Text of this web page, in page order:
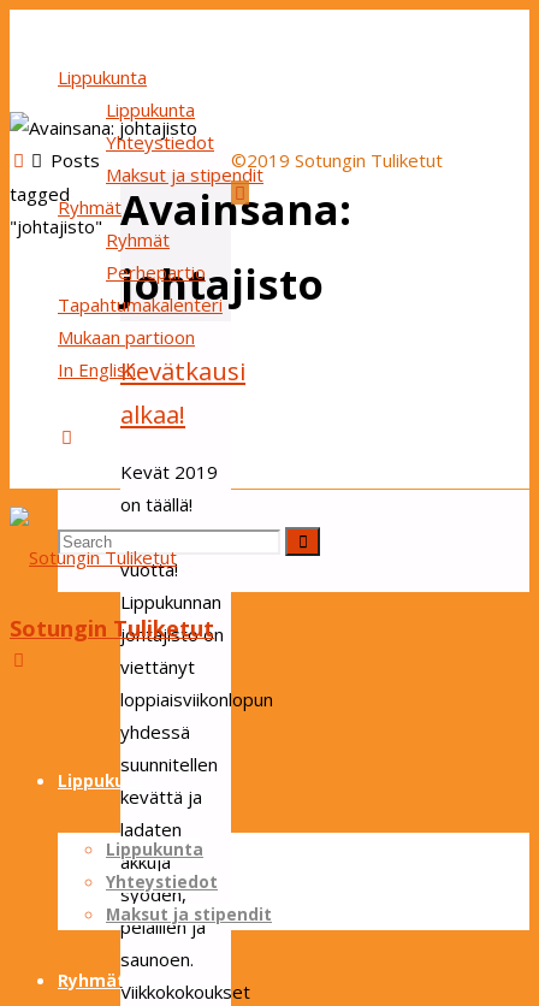
Lippukunta
Lippukunta
Yhteystiedot
Maksut ja stipendit
Ryhmät
Ryhmät
Perhepartio
Tapahtumakalenteri
Mukaan partioon
In English
Search
Search
for:
Search
Sotungin Tuliketut
Lippukunta
Lippukunta
Yhteystiedot
Maksut ja stipendit
Ryhmät
Home
Posts
tagged
"johtajisto"
Avainsana:
johtajisto
Kevätkausi
alkaa!
Kevät 2019
on täällä!
Hyvää uutta
vuotta!
Lippukunnan
johtajisto on
viettänyt
loppiaisviikonlopun
yhdessä
suunnitellen
kevättä ja
ladaten
akkuja
syöden,
pelaillen ja
saunoen.
Viikkokokoukset
©2019 Sotungin Tuliketut
Back
to